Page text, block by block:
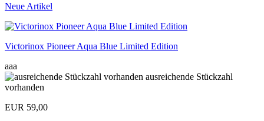
Neue Artikel
Victorinox Pioneer Aqua Blue Limited Edition
aaa
ausreichende Stückzahl
vorhanden
EUR 59,00